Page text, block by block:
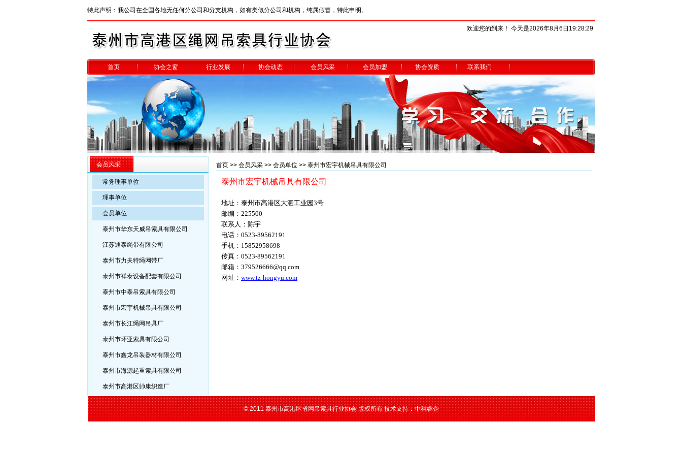
特此声明：我公司在全国各地无任何分公司和分支机构，如有类似分公司和机构，纯属假冒，特此申明。
欢迎您的到来！ 今天是2026年8月6日19:28:29
首页 协会之窗 行业发展 协会动态 会员风采 会员加盟 协会资质 联系我们
会员风采
常务理事单位
理事单位
会员单位
泰州市华东天威吊索具有限公司
江苏通泰绳带有限公司
泰州市力夫特绳网带厂
泰州市祥泰设备配套有限公司
泰州市中泰吊索具有限公司
泰州市宏宇机械吊具有限公司
泰州市长江绳网吊具厂
泰州市环亚索具有限公司
泰州市鑫龙吊装器材有限公司
泰州市海源起重索具有限公司
泰州市高港区帅康织造厂
首页 >> 会员风采 >> 会员单位 >> 泰州市宏宇机械吊具有限公司
泰州市宏宇机械吊具有限公司
地址：泰州市高港区大泗工业园3号
邮编： 225500
联系人：陈宇
电话： 0523-89562191
手机： 15852958698
传真： 0523-89562191
邮箱： 379526666@qq.com
网址： www.tz-hongyu.com
© 2011 泰州市高港区省网吊索具行业协会 版权所有 技术支持：中科睿企